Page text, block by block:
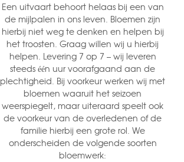
Een uitvaart behoort helaas bij een van
de mijlpalen in ons leven. Bloemen zijn
hierbij niet weg te denken en helpen bij
het troosten. Graag willen wij u hierbij
helpen. Levering 7 op 7 – wij leveren
steeds één uur voorafgaand aan de
plechtigheid. Bij voorkeur werken wij met
bloemen waaruit het seizoen
weerspiegelt, maar uiteraard speelt ook
de voorkeur van de overledenen of de
familie hierbij een grote rol. We
onderscheiden de volgende soorten
bloemwerk: